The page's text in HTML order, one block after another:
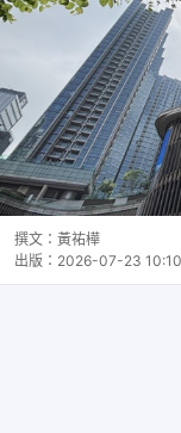
撰文： 黃祐樺
出版： 2026-07-23 10:10